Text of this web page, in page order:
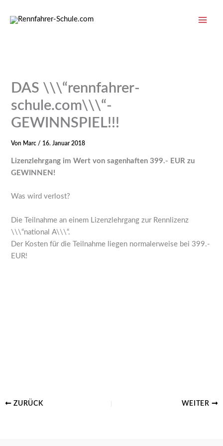
Inhalt
DAS \\\“rennfahrer-
schule.com\\\“-
GEWINNSPIEL!!!
Von Marc / 16. Januar 2018
Lizenzlehrgang im Wert von sagenhaften 399.- EUR zu
GEWINNEN!
Was wird verlost?
Die Teilnahme an einem Lizenzlehrgang zur Rennlizenz
\\\“national A\\\“.
Der Kosten für die Teilnahme liegen normalerweise bei 399.-
EUR!
ZURÜCK WEITER